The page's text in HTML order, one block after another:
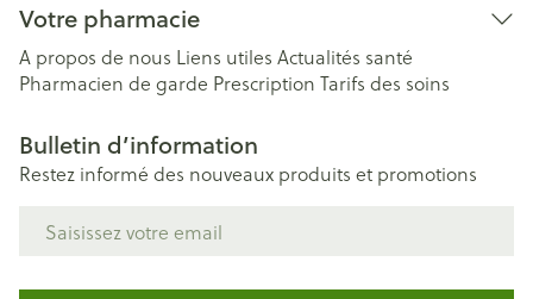
Votre pharmacie
A propos de nous Liens utiles Actualités santé
Pharmacien de garde Prescription Tarifs des soins
Bulletin d’information
Restez informé des nouveaux produits et promotions